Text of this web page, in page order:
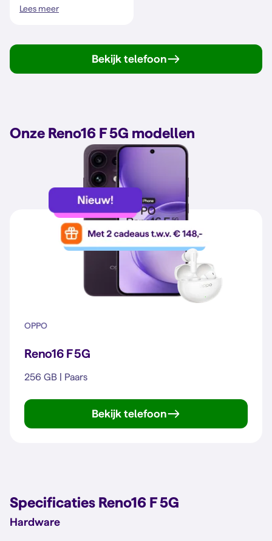
Lees meer
Bekijk telefoon
Onze Reno16 F 5G modellen
OPPO
Reno16 F 5G
256 GB | Paars
Bekijk telefoon
Specificaties Reno16 F 5G
Hardware